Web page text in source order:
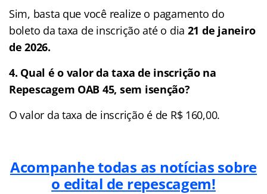
Sim, basta que você realize o pagamento do
boleto da taxa de inscrição até o dia 21 de janeiro
de 2026.
4. Qual é o valor da taxa de inscrição na
Repescagem OAB 45, sem isenção?
O valor da taxa de inscrição é de R$ 160,00.
Acompanhe todas as notícias sobre
o edital de repescagem!